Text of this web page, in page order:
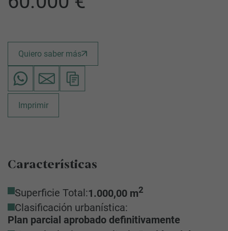
Quiero saber más
Imprimir
Características
Superficie Total:1.000,00 m2
Clasificación urbanística:
Plan parcial aprobado definitivamente